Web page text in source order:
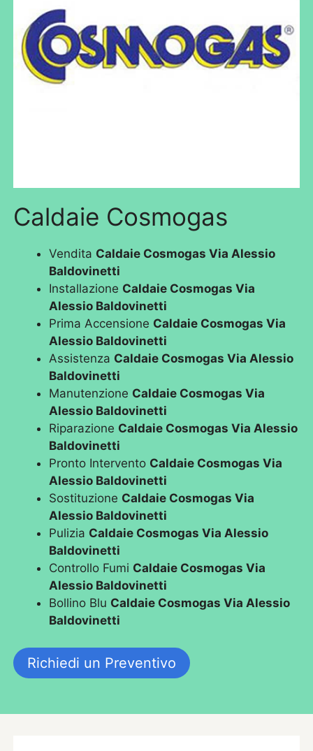
Caldaie Cosmogas
Vendita Caldaie Cosmogas Via Alessio
Baldovinetti
Installazione Caldaie Cosmogas Via
Alessio Baldovinetti
Prima Accensione Caldaie Cosmogas Via
Alessio Baldovinetti
Assistenza Caldaie Cosmogas Via Alessio
Baldovinetti
Manutenzione Caldaie Cosmogas Via
Alessio Baldovinetti
Riparazione Caldaie Cosmogas Via Alessio
Baldovinetti
Pronto Intervento Caldaie Cosmogas Via
Alessio Baldovinetti
Sostituzione Caldaie Cosmogas Via
Alessio Baldovinetti
Pulizia Caldaie Cosmogas Via Alessio
Baldovinetti
Controllo Fumi Caldaie Cosmogas Via
Alessio Baldovinetti
Bollino Blu Caldaie Cosmogas Via Alessio
Baldovinetti
Richiedi un Preventivo